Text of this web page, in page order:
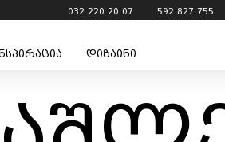
032 220 20 07 592 827 755
დიზაინი